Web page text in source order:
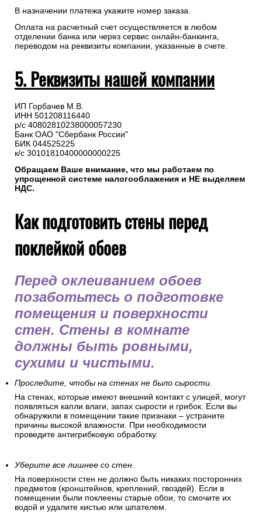
В назначении платежа укажите номер заказа.
Оплата на расчетный счет осуществляется в любом
отделении банка или через сервис онлайн-банкинга,
переводом на реквизиты компании, указанные в счете.
5. Реквизиты нашей компании
ИП Горбачев М.В.
ИНН 501208116440
р/с 40802810238000057230
Банк ОАО "Сбербанк России"
БИК 044525225
к/с 30101810400000000225
Обращаем Ваше внимание, что мы работаем по
упрощенной системе налогооблажения и НЕ выделяем
НДС.
Как подготовить стены перед
поклейкой обоев
Перед оклеиванием обоев
позаботьтесь о подготовке
помещения и поверхности
стен. Стены в комнате
должны быть ровными,
сухими и чистыми.
Проследите, чтобы на стенах не было сырости.
На стенах, которые имеют внешний контакт с улицей, могут
появляться капли влаги, запах сырости и грибок. Если вы
обнаружили в помещении такие признаки – устраните
причины высокой влажности. При необходимости
проведите антигрибковую обработку.
Уберите все лишнее со стен.
На поверхности стен не должно быть никаких посторонних
предметов (кронштейнов, креплений, гвоздей). Если в
помещении были поклеены старые обои, то смочите их
водой и удалите кистью или шпателем.